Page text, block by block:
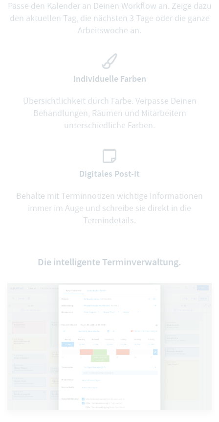
Passe den Kalender an Deinen Workflow an. Zeige dazu
den aktuellen Tag, die nächsten 3 Tage oder die ganze
Arbeitswoche an.
Individuelle Farben
Übersichtlichkeit durch Farbe. Verpasse Deinen
Behandlungen, Räumen und Mitarbeitern
unterschiedliche Farben.
Digitales Post-It
Behalte mit Terminnotizen wichtige Informationen
immer im Auge und schreibe sie direkt in die
Termindetails.
Die intelligente Terminverwaltung.